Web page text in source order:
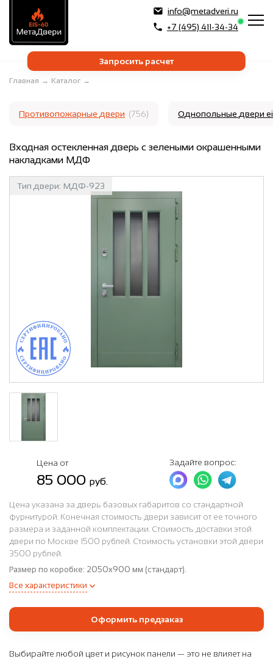
info@metadveri.ru
+7 (495) 411-34-34
Запросить расчет
Главная → Каталог →
Противопожарные двери (756) Однопольные двери
Входная остекленная дверь с зелеными окрашенными
накладками МДФ
Тип двери: МДФ-923
Цена от
85 000 руб.
Задайте вопрос:
Цена указана за дверь базовых габаритов со стандартной
фурнитурой. Конечная стоимость двери зависит от ее точного
размера и заданной комплектации. Стоимость доставки этой
двери по Москве 1500 рублей. Стоимость установки этой двери
3500 рублей.
Размер по коробке: 2050x900 мм (стандарт).
Все характеристики
Оформить предзаказ
Выбирайте любой цвет и рисунок панели — это не влияет на